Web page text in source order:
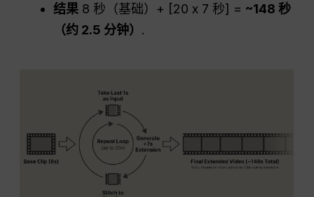
结果 8 秒（基础）+ [20 x 7 秒] = ~148 秒
（约 2.5 分钟） .